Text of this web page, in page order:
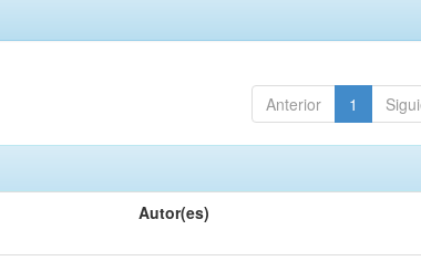
Anterior 1
Autor(es)